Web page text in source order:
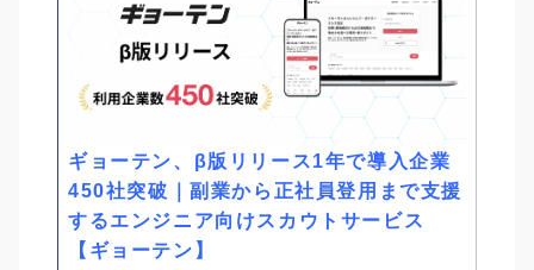
ギョーテン、β版リリース1年で導入企業
450社突破｜副業から正社員登用まで支援
するエンジニア向けスカウトサービス
【ギョーテン】